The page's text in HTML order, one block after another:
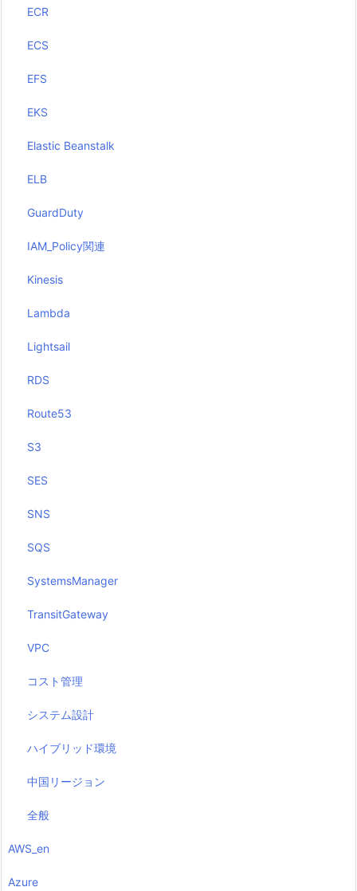
ECR
ECS
EFS
EKS
Elastic Beanstalk
ELB
GuardDuty
IAM_Policy関連
Kinesis
Lambda
Lightsail
RDS
Route53
S3
SES
SNS
SQS
SystemsManager
TransitGateway
VPC
コスト管理
システム設計
ハイブリッド環境
中国リージョン
全般
AWS_en
Azure